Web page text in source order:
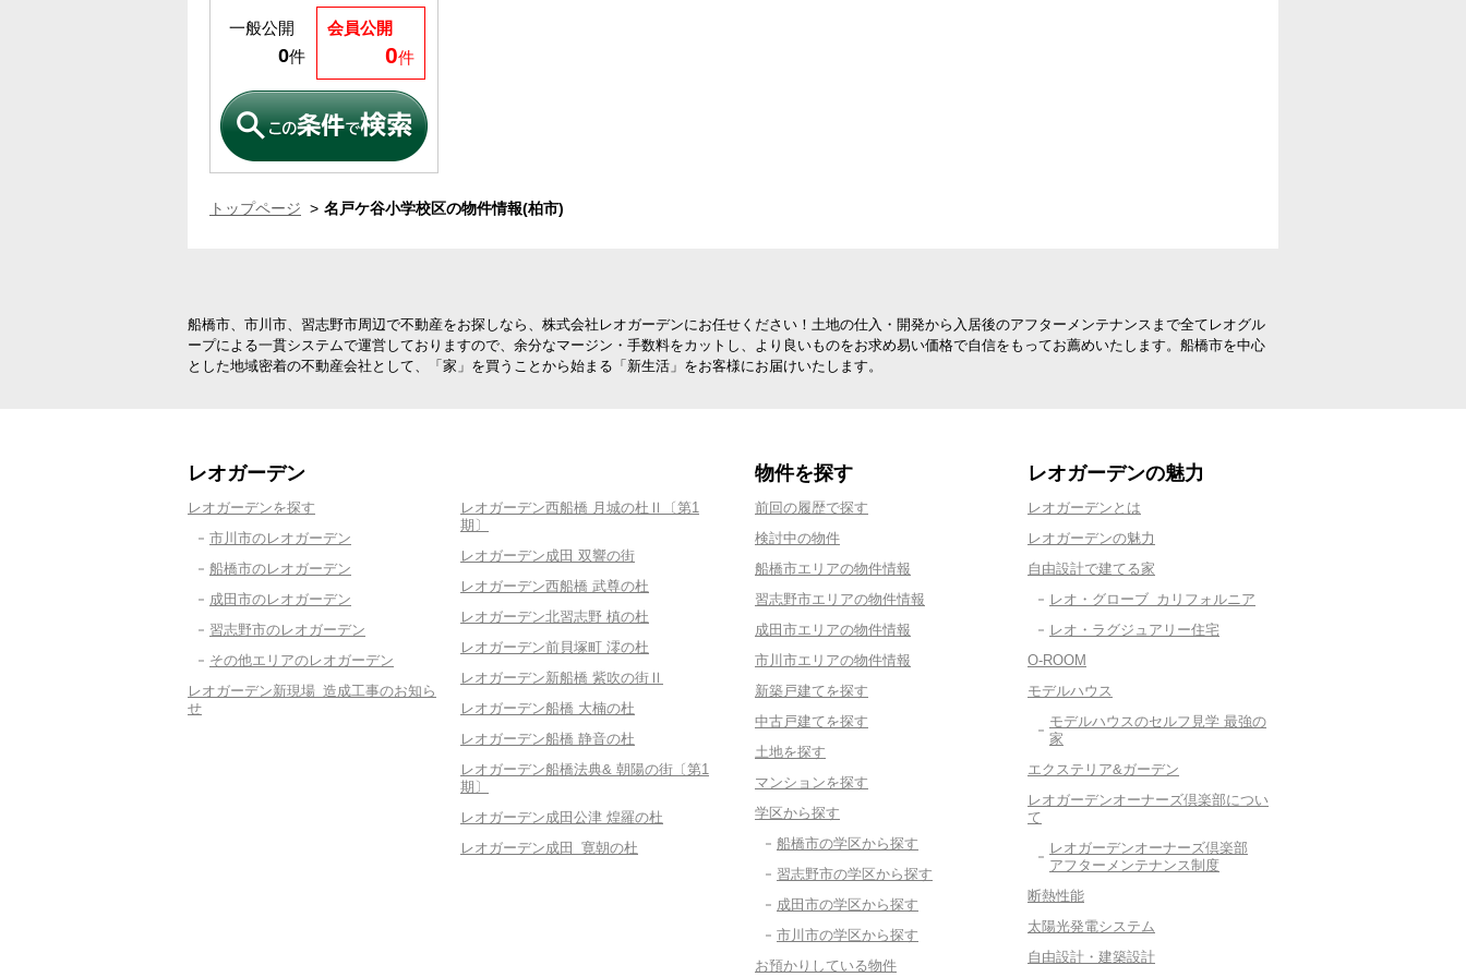
会員公開
0件
一般公開
0件
トップページ 名戸ケ谷小学校区の物件情報(柏市)
船橋市、市川市、習志野市周辺で不動産をお探しなら、株式会社レオガーデンにお任せください！土地の仕入・開発から入居後のアフターメンテナンスまで全てレオグル
ープによる一貫システムで運営しておりますので、余分なマージン・手数料をカットし、より良いものをお求め易い価格で自信をもってお薦めいたします。船橋市を中心
とした地域密着の不動産会社として、「家」を買うことから始まる「新生活」をお客様にお届けいたします。
レオガーデン
レオガーデンを探す
市川市のレオガーデン
船橋市のレオガーデン
成田市のレオガーデン
習志野市のレオガーデン
その他エリアのレオガーデン
レオガーデン新現場 造成工事のお知ら
せ
レオガーデン西船橋 月城の杜Ⅱ〔第1
期〕
レオガーデン成田 双響の街
レオガーデン西船橋 武尊の杜
レオガーデン北習志野 槙の杜
レオガーデン前貝塚町 澪の杜
レオガーデン新船橋 紫吹の街Ⅱ
レオガーデン船橋 大楠の杜
レオガーデン船橋 静音の杜
レオガーデン船橋法典& 朝陽の街〔第1
期〕
レオガーデン成田公津 煌羅の杜
レオガーデン成田 寛朝の杜
物件を探す
前回の履歴で探す
検討中の物件
船橋市エリアの物件情報
習志野市エリアの物件情報
成田市エリアの物件情報
市川市エリアの物件情報
新築戸建てを探す
中古戸建てを探す
土地を探す
マンションを探す
学区から探す
船橋市の学区から探す
習志野市の学区から探す
成田市の学区から探す
市川市の学区から探す
お預かりしている物件
レオガーデンの魅力
レオガーデンとは
レオガーデンの魅力
自由設計で建てる家
レオ・グローブ カリフォルニア
レオ・ラグジュアリー住宅
O-ROOM
モデルハウス
モデルハウスのセルフ見学 最強の
家
エクステリア&ガーデン
レオガーデンオーナーズ倶楽部につい
て
レオガーデンオーナーズ倶楽部
アフターメンテナンス制度
断熱性能
太陽光発電システム
自由設計・建築設計